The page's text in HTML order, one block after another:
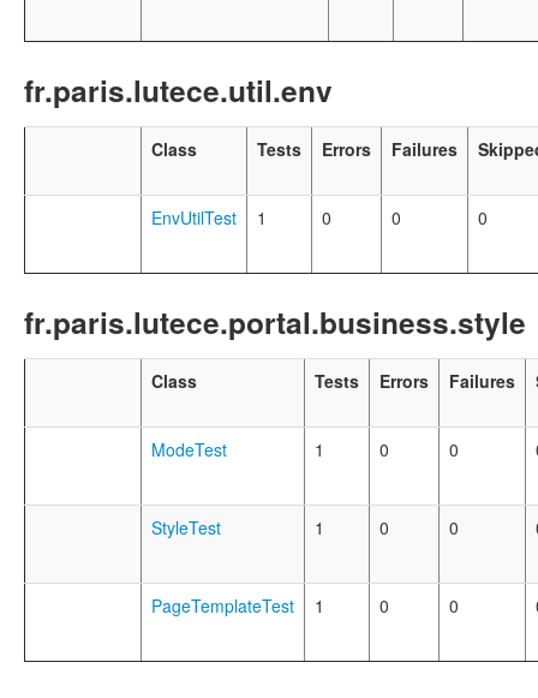
fr.paris.lutece.util.env
Class Tests Errors Failures
EnvUtilTest 1 0 0 0
fr.paris.lutece.portal.business.style
Class Tests Errors Failures
ModeTest 1 0 0
StyleTest 1 0 0
PageTemplateTest 1 0 0